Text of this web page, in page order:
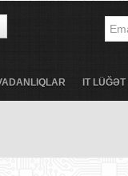
IT LÜĞƏT